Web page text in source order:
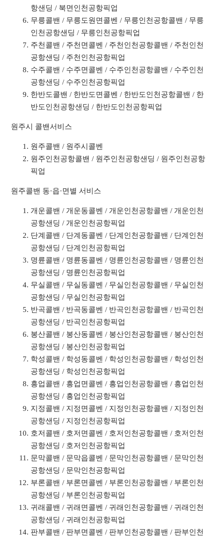
항샌딩 / 북면인천공항픽업
무릉콜밴 / 무릉도원면콜벤 / 무릉인천공항콜밴 / 무릉
인천공항샌딩 / 무릉인천공항픽업
주천콜밴 / 주천면콜벤 / 주천인천공항콜밴 / 주천인천
공항샌딩 / 주천인천공항픽업
수주콜밴 / 수주면콜벤 / 수주인천공항콜밴 / 수주인천
공항샌딩 / 수주인천공항픽업
한반도콜밴 / 한반도면콜벤 / 한반도인천공항콜밴 / 한
반도인천공항샌딩 / 한반도인천공항픽업
원주시 콜밴서비스
원주콜밴 / 원주시콜벤
원주인천공항콜밴 / 원주인천공항샌딩 / 원주인천공항
픽업
원주콜밴 동·읍·면별 서비스
개운콜밴 / 개운동콜벤 / 개운인천공항콜밴 / 개운인천
공항샌딩 / 개운인천공항픽업
단계콜밴 / 단계동콜벤 / 단계인천공항콜밴 / 단계인천
공항샌딩 / 단계인천공항픽업
명륜콜밴 / 명륜동콜벤 / 명륜인천공항콜밴 / 명륜인천
공항샌딩 / 명륜인천공항픽업
무실콜밴 / 무실동콜벤 / 무실인천공항콜밴 / 무실인천
공항샌딩 / 무실인천공항픽업
반곡콜밴 / 반곡동콜벤 / 반곡인천공항콜밴 / 반곡인천
공항샌딩 / 반곡인천공항픽업
봉산콜밴 / 봉산동콜벤 / 봉산인천공항콜밴 / 봉산인천
공항샌딩 / 봉산인천공항픽업
학성콜밴 / 학성동콜벤 / 학성인천공항콜밴 / 학성인천
공항샌딩 / 학성인천공항픽업
흥업콜밴 / 흥업면콜벤 / 흥업인천공항콜밴 / 흥업인천
공항샌딩 / 흥업인천공항픽업
지정콜밴 / 지정면콜벤 / 지정인천공항콜밴 / 지정인천
공항샌딩 / 지정인천공항픽업
호저콜밴 / 호저면콜벤 / 호저인천공항콜밴 / 호저인천
공항샌딩 / 호저인천공항픽업
문막콜밴 / 문막읍콜벤 / 문막인천공항콜밴 / 문막인천
공항샌딩 / 문막인천공항픽업
부론콜밴 / 부론면콜벤 / 부론인천공항콜밴 / 부론인천
공항샌딩 / 부론인천공항픽업
귀래콜밴 / 귀래면콜벤 / 귀래인천공항콜밴 / 귀래인천
공항샌딩 / 귀래인천공항픽업
판부콜밴 / 판부면콜벤 / 판부인천공항콜밴 / 판부인천